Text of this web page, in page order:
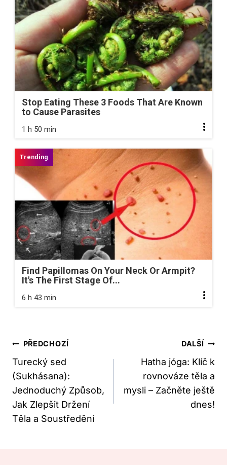
Stop Eating These 3 Foods That Are Known
to Cause Parasites
1 h 50 min
Find Papillomas On Your Neck Or Armpit?
It's The First Stage Of...
6 h 43 min
Navigace
Pro
Příspěvek
PŘEDCHOZÍ
Turecký sed
(Sukhásana):
Jednoduchý Způsob,
Jak Zlepšit Držení
Těla a Soustředění
DALŠÍ
Hatha jóga: Klíč k
rovnováze těla a
mysli – Začněte ještě
dnes!